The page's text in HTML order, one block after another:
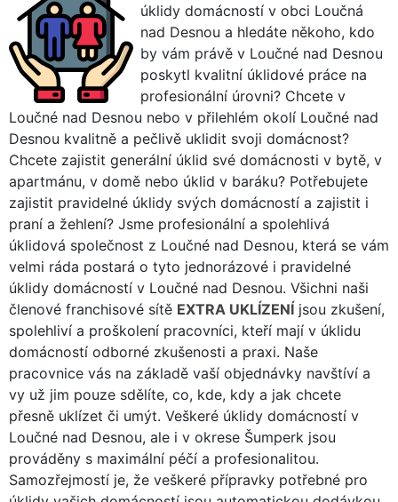
úklidy domácností v obci Loučná
nad Desnou a hledáte někoho, kdo
by vám právě v Loučné nad Desnou
poskytl kvalitní úklidové práce na
profesionální úrovni? Chcete v
Loučné nad Desnou nebo v přilehlém okolí Loučné nad
Desnou kvalitně a pečlivě uklidit svoji domácnost?
Chcete zajistit generální úklid své domácnosti v bytě, v
apartmánu, v domě nebo úklid v baráku? Potřebujete
zajistit pravidelné úklidy svých domácností a zajistit i
praní a žehlení? Jsme profesionální a spolehlivá
úklidová společnost z Loučné nad Desnou, která se vám
velmi ráda postará o tyto jednorázové i pravidelné
úklidy domácností v Loučné nad Desnou. Všichni naši
členové franchisové sítě EXTRA UKLÍZENÍ jsou zkušení,
spolehliví a proškolení pracovníci, kteří mají v úklidu
domácností odborné zkušenosti a praxi. Naše
pracovnice vás na základě vaší objednávky navštíví a
vy už jim pouze sdělíte, co, kde, kdy a jak chcete
přesně uklízet či umýt. Veškeré úklidy domácností v
Loučné nad Desnou, ale i v okrese Šumperk jsou
prováděny s maximální péčí a profesionalitou.
Samozřejmostí je, že veškeré přípravky potřebné pro